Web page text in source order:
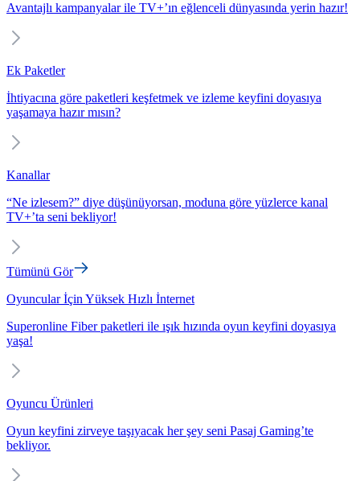
Avantajlı kampanyalar ile TV+’ın eğlenceli dünyasında yerin hazır!
Ek Paketler
İhtiyacına göre paketleri keşfetmek ve izleme keyfini doyasıya
yaşamaya hazır mısın?
Kanallar
“Ne izlesem?” diye düşünüyorsan, moduna göre yüzlerce kanal
TV+’ta seni bekliyor!
Tümünü Gör
Oyuncular İçin Yüksek Hızlı İnternet
Superonline Fiber paketleri ile ışık hızında oyun keyfini doyasıya
yaşa!
Oyuncu Ürünleri
Oyun keyfini zirveye taşıyacak her şey seni Pasaj Gaming’te
bekliyor.